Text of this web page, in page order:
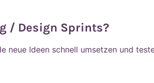
/ Design Sprints?
neue Ideen schnell umsetzen und